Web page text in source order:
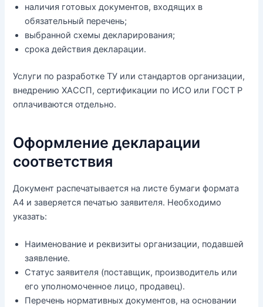
наличия готовых документов, входящих в
обязательный перечень;
выбранной схемы декларирования;
срока действия декларации.
Услуги по разработке ТУ или стандартов организации,
внедрению ХАССП, сертификации по ИСО или ГОСТ Р
оплачиваются отдельно.
Оформление декларации
соответствия
Документ распечатывается на листе бумаги формата
А4 и заверяется печатью заявителя. Необходимо
указать:
Наименование и реквизиты организации, подавшей
заявление.
Статус заявителя (поставщик, производитель или
его уполномоченное лицо, продавец).
Перечень нормативных документов, на основании